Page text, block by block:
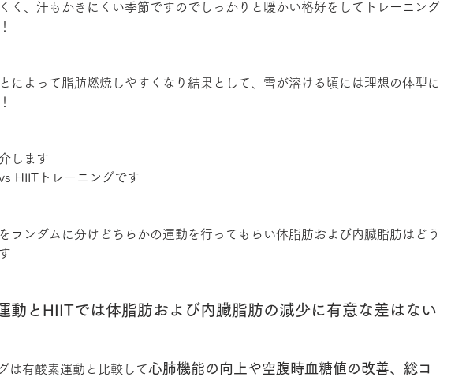
く、汗もかきにくい季節ですのでしっかりと暖かい格好をしてトレーニング
によって脂肪燃焼しやすくなり結果として、雪が溶ける頃には理想の体型に
します
HIITトレーニングです
ランダムに分けどちらかの運動を行ってもらい体脂肪および内臓脂肪はどう
動とHIITでは体脂肪および内臓脂肪の減少に有意な差はない
は有酸素運動と比較して心肺機能の向上や空腹時血糖値の改善、総コ